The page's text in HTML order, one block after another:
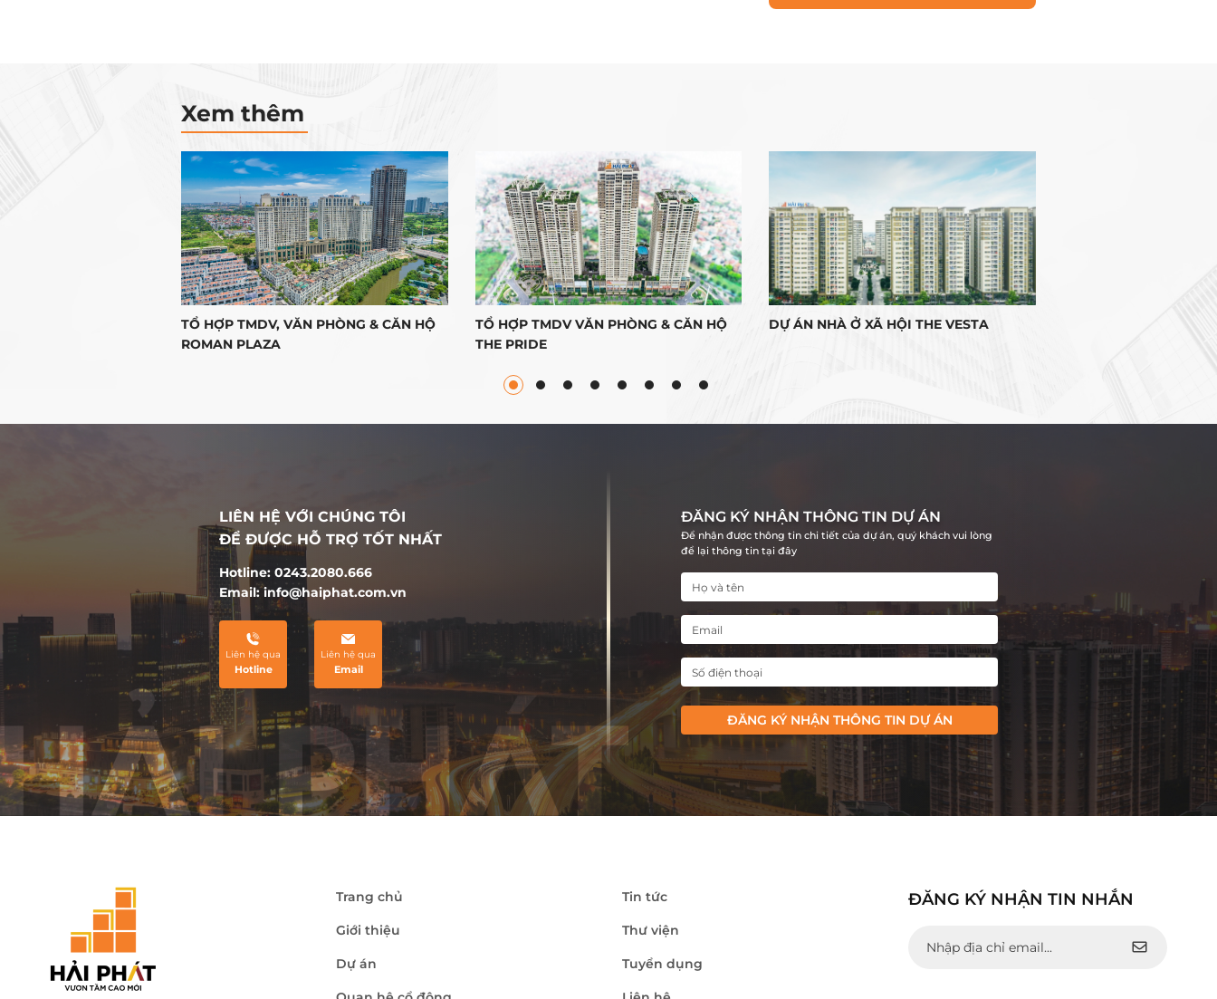
Xem thêm
TỔ HỢP TMDV, VĂN PHÒNG & CĂN HỘ
ROMAN PLAZA
TỔ HỢP TMDV VĂN PHÒNG & CĂN HỘ
THE PRIDE
DỰ ÁN NHÀ Ở XÃ HỘI THE VESTA
LIÊN HỆ VỚI CHÚNG TÔI
ĐỂ ĐƯỢC HỖ TRỢ TỐT NHẤT
Hotline: 0243.2080.666
Email: info@haiphat.com.vn
Liên hệ qua
Hotline
Liên hệ qua
Email
ĐĂNG KÝ NHẬN THÔNG TIN DỰ ÁN
Để nhận được thông tin chi tiết của dự án, quý khách vui lòng
để lại thông tin tại đây
ĐĂNG KÝ NHẬN THÔNG TIN DỰ ÁN
Trang chủ
Giới thiệu
Dự án
Tin tức
Thư viện
Tuyển dụng
ĐĂNG KÝ NHẬN TIN NHẮN